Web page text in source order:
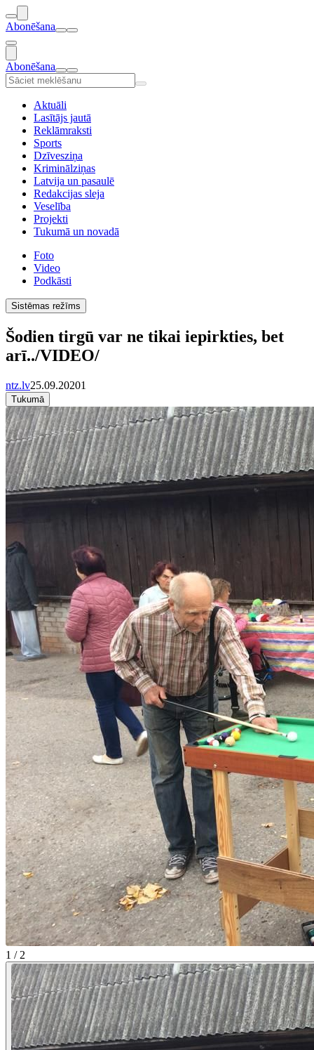
Abonēšana
Abonēšana
Aktuāli
Lasītājs jautā
Reklāmraksti
Sports
Dzīvesziņa
Kriminālziņas
Latvija un pasaulē
Redakcijas sleja
Veselība
Projekti
Tukumā un novadā
Foto
Video
Podkāsti
Sistēmas režīms
Šodien tirgū var ne tikai iepirkties, bet
arī../VIDEO/
ntz.lv25.09.20201
Tukumā
1 / 2